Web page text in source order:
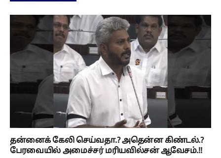
தன்னைக் கேலி செய்வதா.? அதென்ன கிண்டல்.?
பேரவையில் அமைச்சர் மரியவில்சன் ஆவேசம்.!!